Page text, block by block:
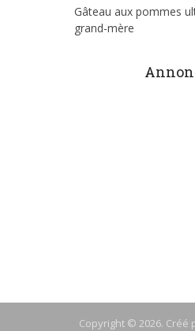
Gâteau aux pommes
grand-mère
Copyright © 2026. Créé